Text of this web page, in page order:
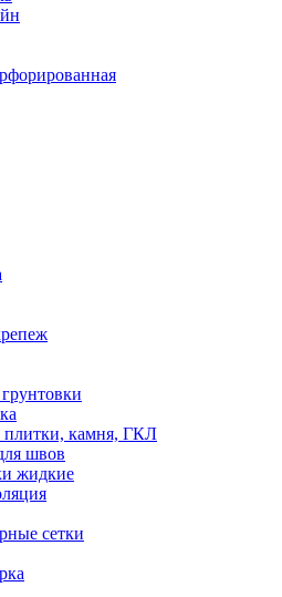
плитки, камня, ГКЛ
швов
жидкие
сетки